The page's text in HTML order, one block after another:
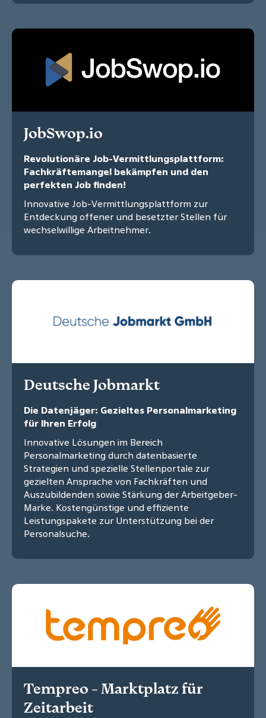
JobSwop.io
Revolutionäre Job-Vermittlungsplattform:
Fachkräftemangel bekämpfen und den
perfekten Job finden!
Innovative Job-Vermittlungsplattform zur
Entdeckung offener und besetzter Stellen für
wechselwillige Arbeitnehmer.
Deutsche Jobmarkt
Die Datenjäger: Gezieltes Personalmarketing
für Ihren Erfolg
Innovative Lösungen im Bereich
Personalmarketing durch datenbasierte
Strategien und spezielle Stellenportale zur
gezielten Ansprache von Fachkräften und
Auszubildenden sowie Stärkung der Arbeitgeber-
Marke. Kostengünstige und effiziente
Leistungspakete zur Unterstützung bei der
Personalsuche.
Tempreo - Marktplatz für
Zeitarbeit